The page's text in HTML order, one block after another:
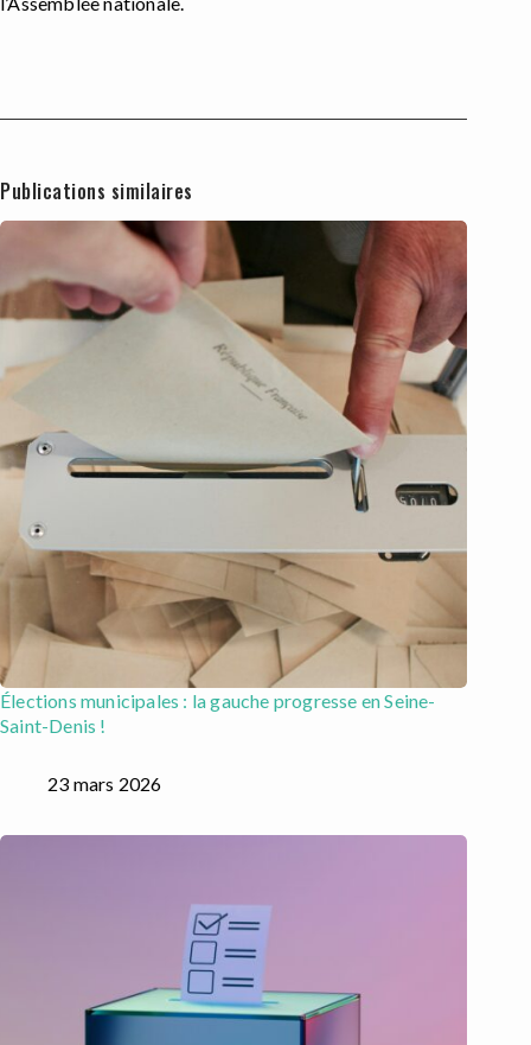
Publications similaires
Élections municipales : la gauche progresse en Seine-
Saint-Denis !
23 mars 2026